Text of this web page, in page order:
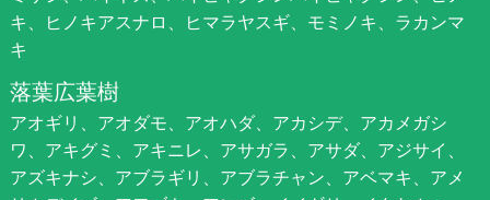
キ、ヒノキアスナロ、ヒマラヤスギ、モミノキ、ラカンマ
キ
落葉広葉樹
アオギリ、アオダモ、アオハダ、アカシデ、アカメガシ
ワ、アキグミ、アキニレ、アサガラ、アサダ、アジサイ、
アズキナシ、アブラギリ、アブラチャン、アベマキ、アメ